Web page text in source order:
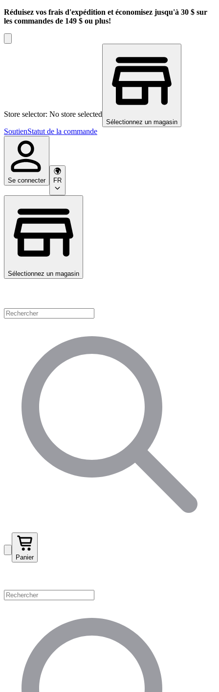
Réduisez vos frais d'expédition et économisez jusqu'à 30 $ sur
les commandes de 149 $ ou plus!
Store selector: No store selected
Sélectionnez un magasin
SoutienStatut de la commande
Se connecter FR
Sélectionnez un magasin
Panier